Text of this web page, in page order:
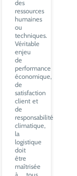
ressources
humaines
ou
techniques.
Véritable
enjeu
de
performance
économique,
de
satisfaction
client et
de
responsabilité
climatique,
la
logistique
doit
être
maîtrisée
à tous